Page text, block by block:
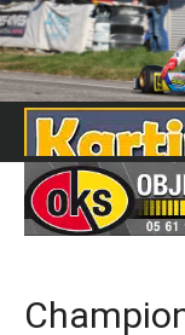
Skip
to
content